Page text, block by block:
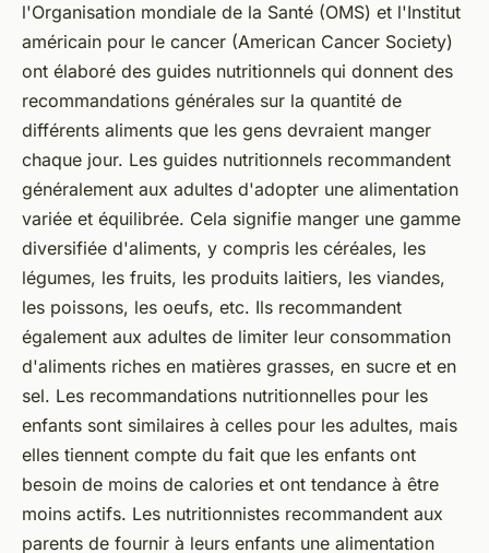
l'Organisation mondiale de la Santé (OMS) et l'Institut
américain pour le cancer (American Cancer Society)
ont élaboré des guides nutritionnels qui donnent des
recommandations générales sur la quantité de
différents aliments que les gens devraient manger
chaque jour. Les guides nutritionnels recommandent
généralement aux adultes d'adopter une alimentation
variée et équilibrée. Cela signifie manger une gamme
diversifiée d'aliments, y compris les céréales, les
légumes, les fruits, les produits laitiers, les viandes,
les poissons, les oeufs, etc. Ils recommandent
également aux adultes de limiter leur consommation
d'aliments riches en matières grasses, en sucre et en
sel. Les recommandations nutritionnelles pour les
enfants sont similaires à celles pour les adultes, mais
elles tiennent compte du fait que les enfants ont
besoin de moins de calories et ont tendance à être
moins actifs. Les nutritionnistes recommandent aux
parents de fournir à leurs enfants une alimentation